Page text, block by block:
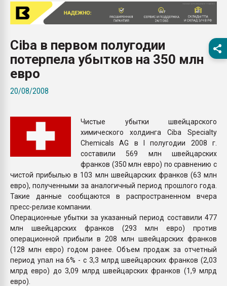
Подмосковье, Москва
28.07.2026
пластмасс
28.07.2026
ПЕРЕЙТИ НА
Ciba в первом полугодии
потерпела убытков на 350 млн
евро
20/08/2008
Чистые убытки швейцарского
химического холдинга Ciba Specialty
Chemicals AG в I полугодии 2008 г.
составили 569 млн швейцарских
франков (350 млн евро) по сравнению с
чистой прибылью в 103 млн швейцарских франков (63 млн
евро), полученными за аналогичный период прошлого года.
Такие данные сообщаются в распространенном вчера
пресс-релизе компании.
Операционные убытки за указанный период составили 477
млн швейцарских франков (293 млн евро) против
операционной прибыли в 208 млн швейцарских франков
(128 млн евро) годом ранее. Объем продаж за отчетный
период упал на 6% - с 3,3 млрд швейцарских франков (2,03
млрд евро) до 3,09 млрд швейцарских франков (1,9 млрд
евро).